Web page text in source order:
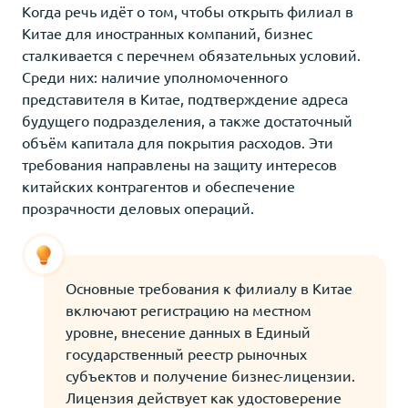
Когда речь идёт о том, чтобы открыть филиал в
Китае для иностранных компаний, бизнес
сталкивается с перечнем обязательных условий.
Среди них: наличие уполномоченного
представителя в Китае, подтверждение адреса
будущего подразделения, а также достаточный
объём капитала для покрытия расходов. Эти
требования направлены на защиту интересов
китайских контрагентов и обеспечение
прозрачности деловых операций.
Основные требования к филиалу в Китае
включают регистрацию на местном
уровне, внесение данных в Единый
государственный реестр рыночных
субъектов и получение бизнес-лицензии.
Лицензия действует как удостоверение